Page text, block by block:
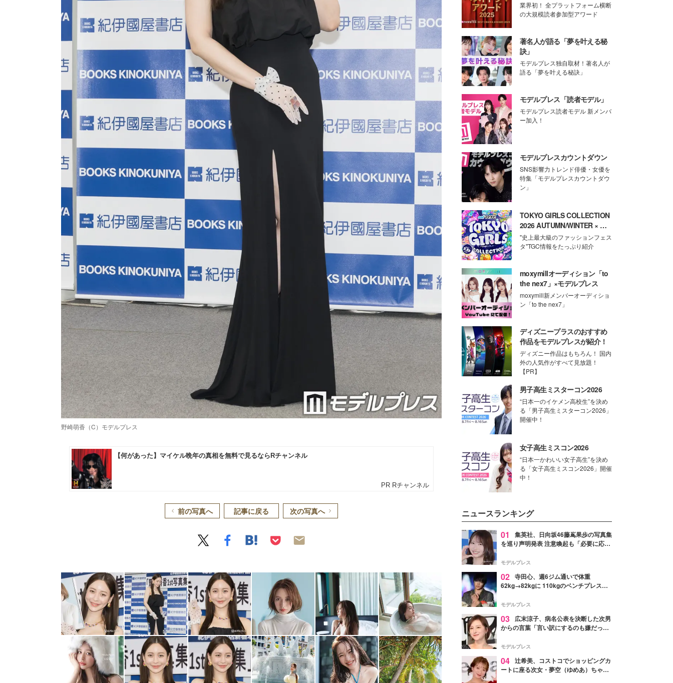
野崎萌香（C）モデルプレス
前の写真へ 記事に戻る 次の写真へ
業界初！ 全プラットフォーム横断
の大規模読者参加型アワード
著名人が語る「夢を叶える秘
訣」
モデルプレス独自取材！著名人が
語る「夢を叶える秘訣」
モデルプレス「読者モデル」
モデルプレス読者モデル 新メンバ
ー加入！
モデルプレスカウントダウン
SNS影響力トレンド俳優・女優を
特集「モデルプレスカウントダウ
ン」
TOKYO GIRLS COLLECTION
2026 AUTUMN/WINTER × モ
デルプレス
"史上最大級のファッションフェス
タ"TGC情報をたっぷり紹介
moxymillオーディション「to
the nex7」×モデルプレス
moxymill新メンバーオーディショ
ン「to the nex7」
ディズニープラスのおすすめ
作品をモデルプレスが紹介！
ディズニー作品はもちろん！ 国内
外の人気作がすべて見放題！
【PR】
男子高生ミスターコン2026
“日本一のイケメン高校生”を決め
る「男子高生ミスターコン2026」
開催中！
女子高生ミスコン2026
“日本一かわいい女子高生”を決め
る「女子高生ミスコン2026」開催
中！
ニュースランキング
01
集英社、日向坂46藤嶌果歩の写真集
を巡り声明発表 注意喚起も「必要に応じ
モデルプレス
02 寺田心、週6ジム通いで体重
62kg→82kgに 110kgのベンチプレス持
「かっこいい」と反響
モデルプレス
03
広末涼子、病名公表を決断した次男
からの言葉「言い訳にするのも嫌だっ
モデルプレス
04 辻希美、コストコでショッピングカ
ートに座る次女・夢空（ゆめあ）ちゃん